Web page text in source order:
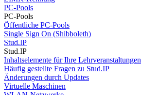
PC-Pools
PC-Pools
Öffentliche PC-Pools
Single Sign On (Shibboleth)
Stud.IP
Stud.IP
Inhaltselemente für Ihre Lehrveranstaltungen
Häufig gestellte Fragen zu Stud.IP
Änderungen durch Updates
Virtuelle Maschinen